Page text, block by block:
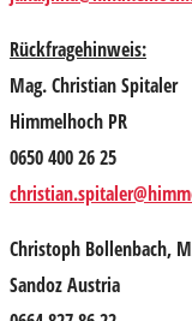
Rückfragehinweis:
Mag. Christian Spitaler
Himmelhoch PR
0650 400 26 25
Christoph Bollenbach,
Sandoz Austria